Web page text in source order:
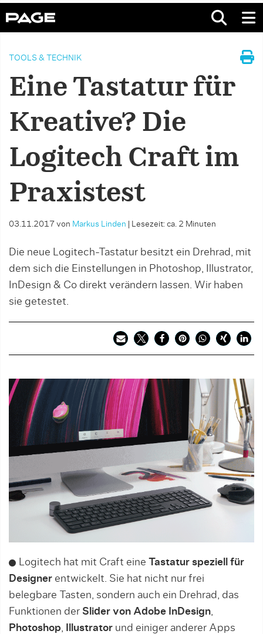
TOOLS & TECHNIK
Eine Tastatur für
Kreative? Die
Logitech Craft im
Praxistest
03.11.2017 von Markus Linden Lesezeit: ca. 2 Minuten
Die neue Logitech-Tastatur besitzt ein Drehrad, mit
dem sich die Einstellungen in Photoshop, Illustrator,
InDesign & Co direkt verändern lassen. Wir haben
sie getestet.
Logitech hat mit Craft eine Tastatur speziell für
Designer entwickelt. Sie hat nicht nur frei
belegbare Tasten, sondern auch ein Drehrad, das
Funktionen der Slider von Adobe InDesign,
Photoshop, Illustrator und einiger anderer Apps